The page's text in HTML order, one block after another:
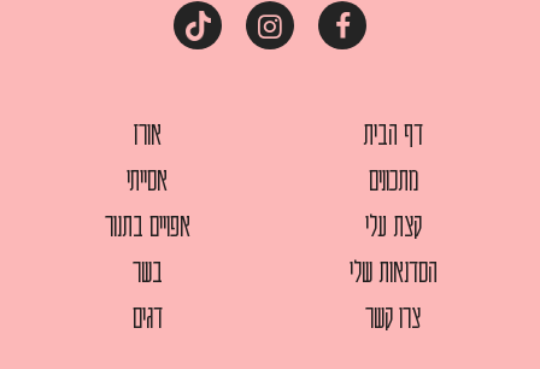
דף הבית
מתכונים
קצת עלי
הסדנאות שלי
צרו קשר
אורז
אסייתי
אפויים בתנור
בשר
דגים